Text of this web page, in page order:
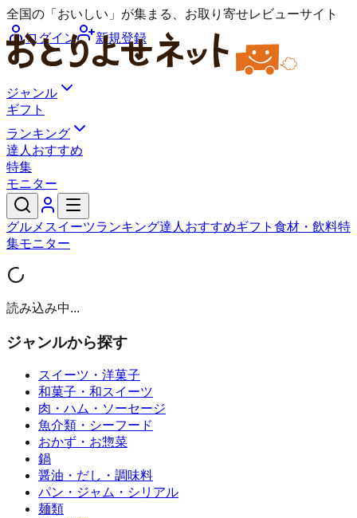
全国の「おいしい」が集まる、お取り寄せレビューサイト
ログイン
新規登録
ジャンル
ギフト
ランキング
達人おすすめ
特集
モニター
グルメ スイーツランキング達人おすすめギフト 食材・飲料特
集モニター
読み込み中...
ジャンルから探す
スイーツ・洋菓子
和菓子・和スイーツ
肉・ハム・ソーセージ
魚介類・シーフード
おかず・お惣菜
鍋
醤油・だし・調味料
パン・ジャム・シリアル
麺類